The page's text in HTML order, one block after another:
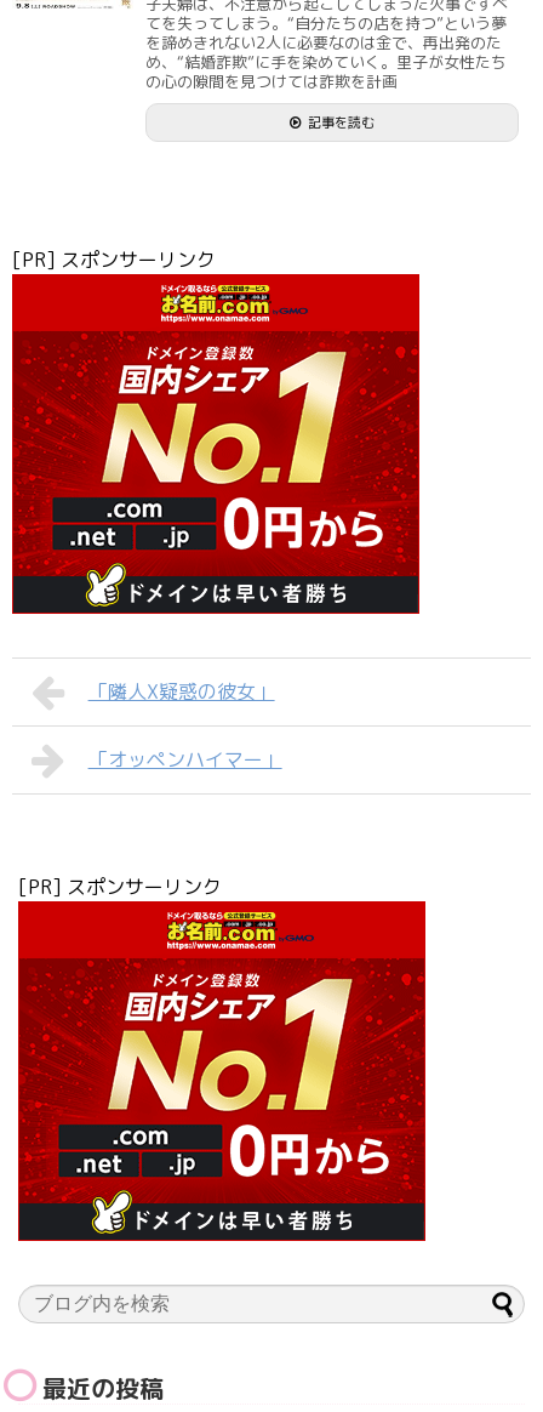
てを失ってしまう。“自分たちの店を持つ”という夢
を諦めきれない2人に必要なのは金で、再出発のた
め、“結婚詐欺”に手を染めていく。里子が女性たち
の心の隙間を見つけては詐欺を計画
記事を読む
[PR] スポンサーリンク
「隣人X疑惑の彼女」
「オッペンハイマー」
[PR] スポンサーリンク
最近の投稿